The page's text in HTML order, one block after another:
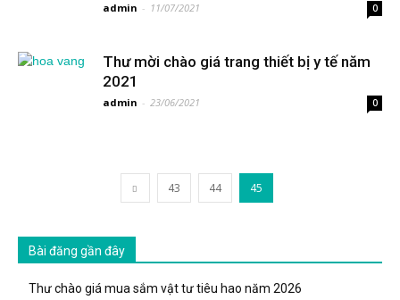
admin - 11/07/2021 0
Thư mời chào giá trang thiết bị y tế năm
2021
admin - 23/06/2021 0
43 44 45
Bài đăng gần đây
Thư chào giá mua sắm vật tư tiêu hao năm 2026